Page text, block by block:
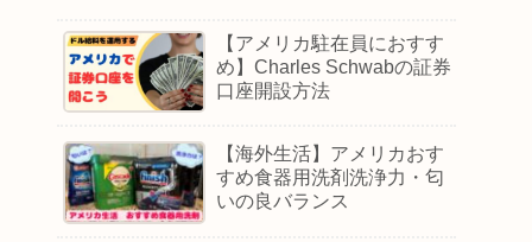
【アメリカ駐在員におすす
め】Charles Schwabの証券
口座開設方法
【海外生活】アメリカおす
すめ食器用洗剤洗浄力・匂
いの良バランス